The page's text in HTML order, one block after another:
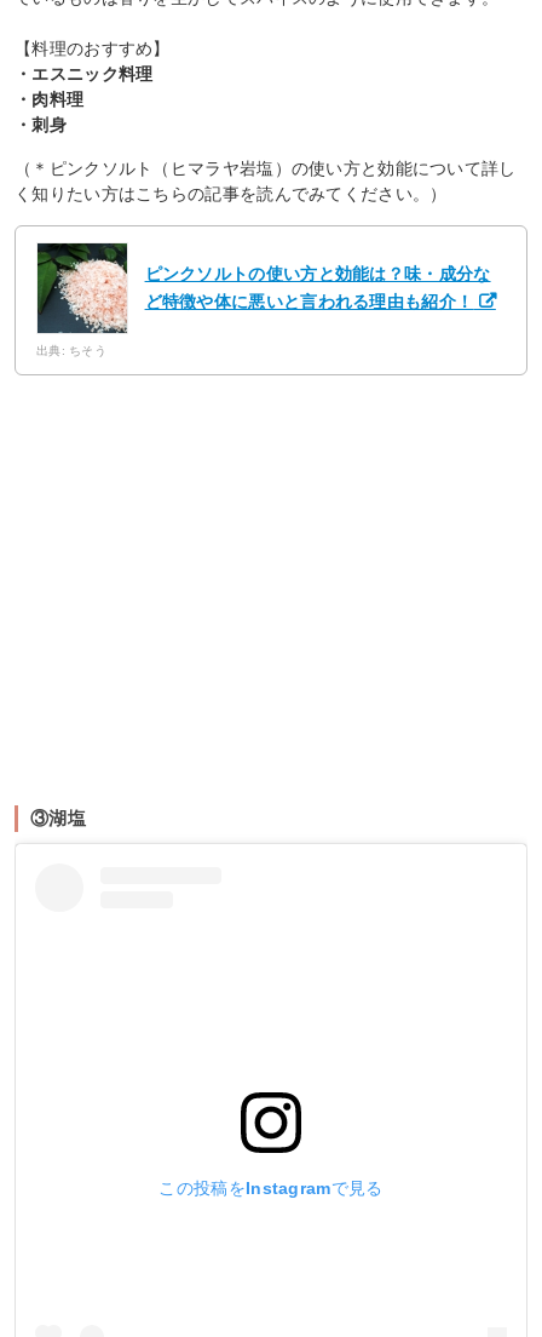
【料理のおすすめ】
・エスニック料理
・肉料理
・刺身
（＊ピンクソルト（ヒマラヤ岩塩）の使い方と効能について詳し
く知りたい方はこちらの記事を読んでみてください。）
ピンクソルトの使い方と効能は？味・成分な
ど特徴や体に悪いと言われる理由も紹介！
出典: ちそう
③湖塩
この投稿をInstagramで見る